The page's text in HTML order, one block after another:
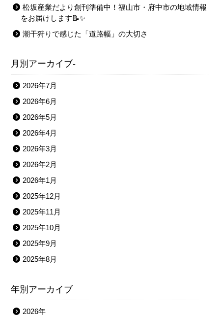
松坂産業だより創刊準備中！福山市・府中市の地域情報
をお届けします📝✨
潮干狩りで感じた「道路幅」の大切さ
月別アーカイブ-
2026年7月
2026年6月
2026年5月
2026年4月
2026年3月
2026年2月
2026年1月
2025年12月
2025年11月
2025年10月
2025年9月
2025年8月
年別アーカイブ
2026年